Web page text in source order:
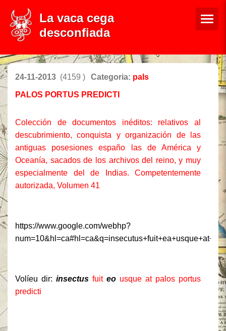
La vaca cega
desconfiada
24-11-2013 (4159 ) Categoria: pals
PALOS PORTUS PREDICTI
Colección de documentos inéditos: relativos al
descubrimiento, conquista y organización de las
antiguas posesiones españo las de América y
Oceanía, sacados de los archivos del reino, y muy
especialmente del de Indias. Competentemente
autorizada, Volumen 41
https://www.google.com/webhp?
Volíeu dir: insectus fuit eo usque at palos portus
predicti